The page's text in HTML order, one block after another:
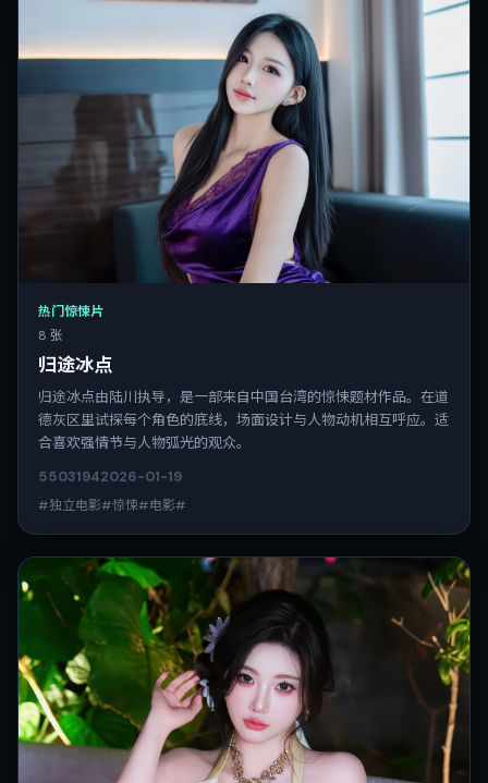
热门惊悚片
8 张
归途冰点
归途冰点由陆川执导，是一部来自中国台湾的惊悚题材作品。在道
德灰区里试探每个角色的底线，场面设计与人物动机相互呼应。适
合喜欢强情节与人物弧光的观众。
55031942026-01-19
#独立电影#惊悚#电影#